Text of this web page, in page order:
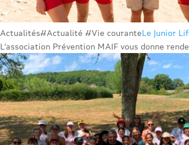
Actualités#Actualité #Vie couranteLe Junior
L’association Prévention MAIF vous donne